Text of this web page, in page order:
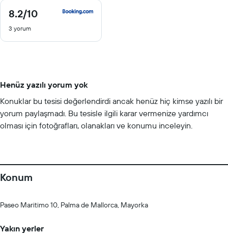
8.2/10
8.2
10
3 yorum
Henüz yazılı yorum yok
Konuklar bu tesisi değerlendirdi ancak henüz hiç kimse yazılı bir
yorum paylaşmadı. Bu tesisle ilgili karar vermenize yardımcı
olması için fotoğrafları, olanakları ve konumu inceleyin.
Konum
Paseo Maritimo 10, Palma de Mallorca, Mayorka
Yakın yerler